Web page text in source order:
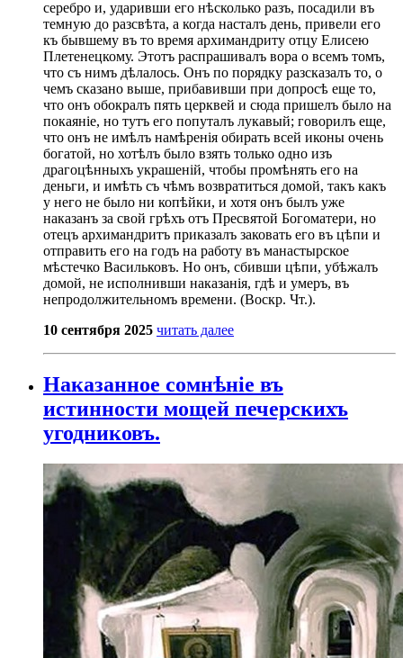
серебро и, ударивши его нѣсколько разъ, посадили въ
темную до разсвѣта, а когда насталъ день, привели его
къ бывшему въ то время архимандриту отцу Елисею
Плетенецкому. Этотъ распрашивалъ вора о всемъ томъ,
что съ нимъ дѣлалось. Онъ по порядку разсказалъ то, о
чемъ сказано выше, прибавивши при допросѣ еще то,
что онъ обокралъ пять церквей и сюда пришелъ было на
покаяніе, но тутъ его попуталъ лукавый; говорилъ еще,
что онъ не имѣлъ намѣренія обирать всей иконы очень
богатой, но хотѣлъ было взять только одно изъ
драгоцѣнныхъ украшеній, чтобы промѣнять его на
деньги, и имѣть съ чѣмъ возвратиться домой, такъ какъ
у него не было ни копѣйки, и хотя онъ былъ уже
наказанъ за свой грѣхъ отъ Пресвятой Богоматери, но
отецъ архимандритъ приказалъ заковать его въ цѣпи и
отправить его на годъ на работу въ манастырское
мѣстечко Васильковъ. Но онъ, сбивши цѣпи, убѣжалъ
домой, не исполнивши наказанія, гдѣ и умеръ, въ
непродолжительномъ времени. (Воскр. Чт.).
10 сентября 2025 читать далее
Наказанное сомнѣніе въ
истинности мощей печерскихъ
угодниковъ.